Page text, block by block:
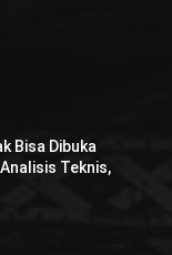
Bisa Dibuka
Teknis,